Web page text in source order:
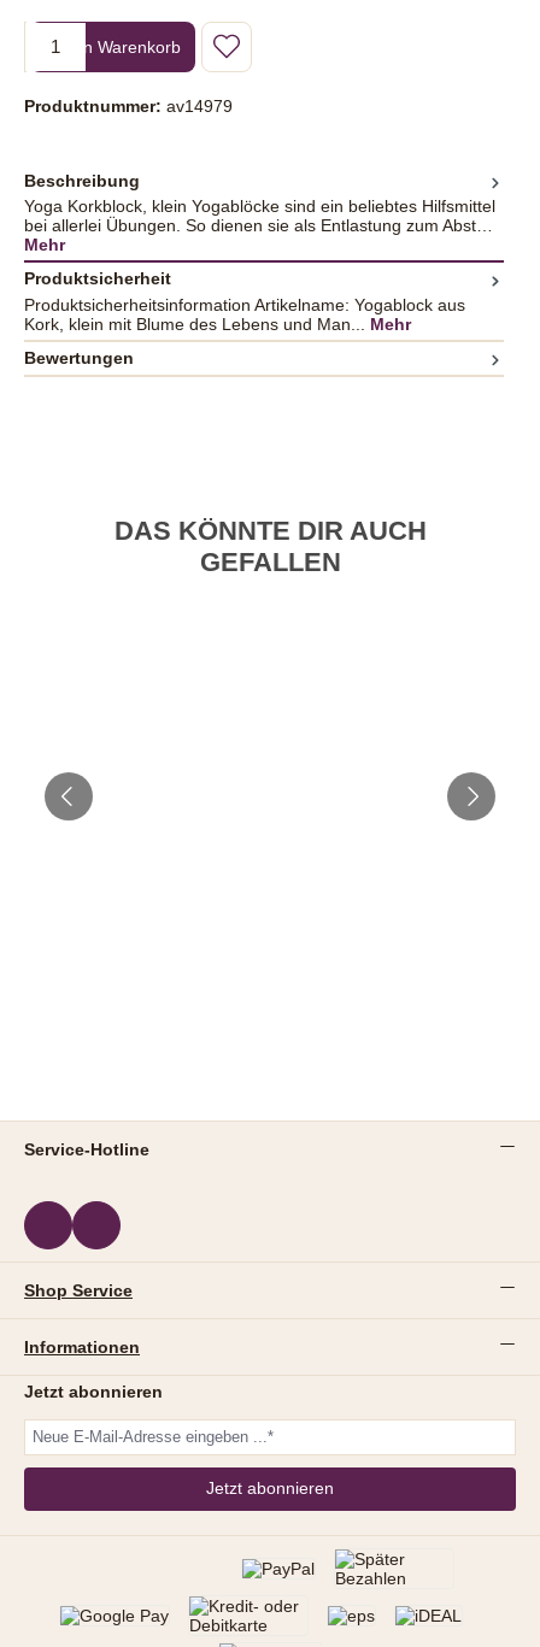
Produkt Anzahl: Gib den gewünschten Wert ein oder benutze die
In den Warenkorb
Produktnummer: av14979
Beschreibung
Yoga Korkblock, klein Yogablöcke sind ein beliebtes Hilfsmittel
bei allerlei Übungen. So dienen sie als Entlastung zum Abst…
Mehr
Produktsicherheit
Produktsicherheitsinformation Artikelname: Yogablock aus
Kork, klein mit Blume des Lebens und Man... Mehr
Bewertungen
DAS KÖNNTE DIR AUCH
GEFALLEN
Service-Hotline
Shop Service
Informationen
Jetzt abonnieren
Jetzt abonnieren